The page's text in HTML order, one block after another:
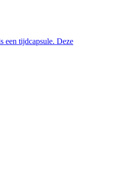
een tijdcapsule. Deze